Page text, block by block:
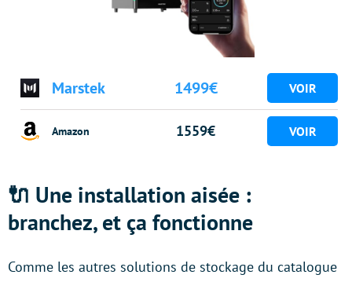
Marstek 1499€
Amazon 1559€
🔌 Une installation aisée :
branchez, et ça fonctionne
Comme les autres solutions de stockage du catalogue